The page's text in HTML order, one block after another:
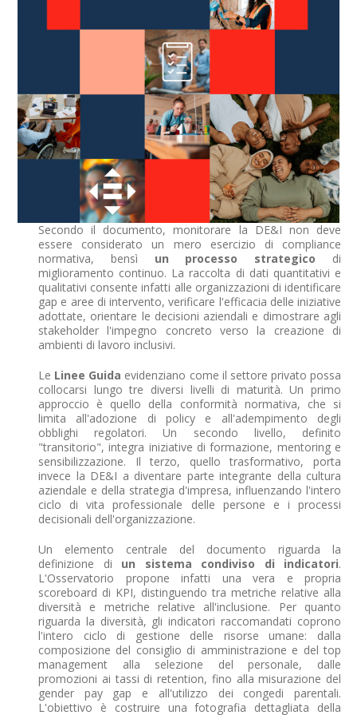
Secondo il documento, monitorare la DE&I non deve
essere considerato un mero esercizio di compliance
normativa, bensì un processo strategico di
miglioramento continuo. La raccolta di dati quantitativi e
qualitativi consente infatti alle organizzazioni di identificare
gap e aree di intervento, verificare l'efficacia delle iniziative
adottate, orientare le decisioni aziendali e dimostrare agli
stakeholder l'impegno concreto verso la creazione di
ambienti di lavoro inclusivi.
Le Linee Guida evidenziano come il settore privato possa
collocarsi lungo tre diversi livelli di maturità. Un primo
approccio è quello della conformità normativa, che si
limita all'adozione di policy e all'adempimento degli
obblighi regolatori. Un secondo livello, definito
"transitorio", integra iniziative di formazione, mentoring e
sensibilizzazione. Il terzo, quello trasformativo, porta
invece la DE&I a diventare parte integrante della cultura
aziendale e della strategia d'impresa, influenzando l'intero
ciclo di vita professionale delle persone e i processi
decisionali dell'organizzazione.
Un elemento centrale del documento riguarda la
definizione di un sistema condiviso di indicatori.
L'Osservatorio propone infatti una vera e propria
scoreboard di KPI, distinguendo tra metriche relative alla
diversità e metriche relative all'inclusione. Per quanto
riguarda la diversità, gli indicatori raccomandati coprono
l'intero ciclo di gestione delle risorse umane: dalla
composizione del consiglio di amministrazione e del top
management alla selezione del personale, dalle
promozioni ai tassi di retention, fino alla misurazione del
gender pay gap e all'utilizzo dei congedi parentali.
L'obiettivo è costruire una fotografia dettagliata della